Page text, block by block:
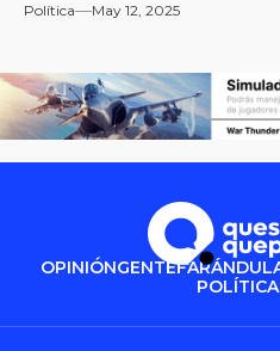
Política May 12, 2025
OPINIÓNGENTE
POLÍTICA